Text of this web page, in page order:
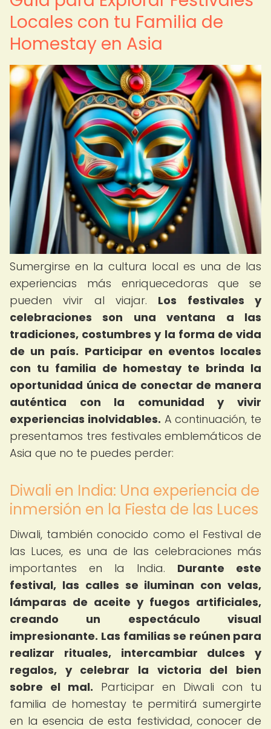
Locales con tu Familia de
Homestay en Asia
Sumergirse en la cultura local es una de las
experiencias más enriquecedoras que se
pueden vivir al viajar. Los festivales y
celebraciones son una ventana a las
tradiciones, costumbres y la forma de vida
de un país. Participar en eventos locales
con tu familia de homestay te brinda la
oportunidad única de conectar de manera
auténtica con la comunidad y vivir
experiencias inolvidables. A continuación, te
presentamos tres festivales emblemáticos de
Asia que no te puedes perder:
Diwali en India: Una experiencia de
inmersión en la Fiesta de las Luces
Diwali, también conocido como el Festival de
las Luces, es una de las celebraciones más
importantes en la India. Durante este
festival, las calles se iluminan con velas,
lámparas de aceite y fuegos artificiales,
creando un espectáculo visual
impresionante. Las familias se reúnen para
realizar rituales, intercambiar dulces y
regalos, y celebrar la victoria del bien
sobre el mal. Participar en Diwali con tu
familia de homestay te permitirá sumergirte
en la esencia de esta festividad, conocer de